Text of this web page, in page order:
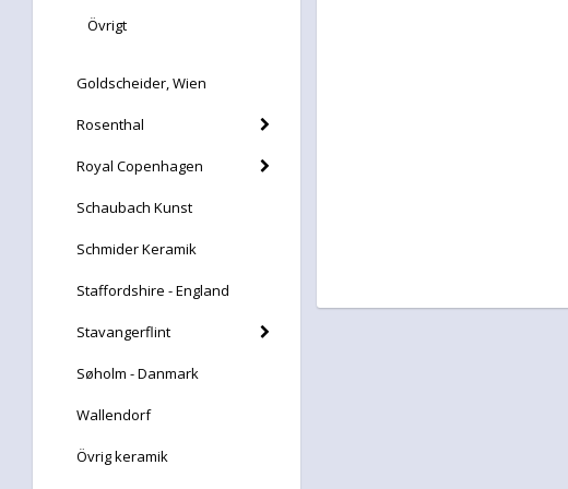
Övrigt
Goldscheider, Wien
Rosenthal
Royal Copenhagen
Schaubach Kunst
Schmider Keramik
Staffordshire - England
Stavangerflint
Søholm - Danmark
Wallendorf
Övrig keramik